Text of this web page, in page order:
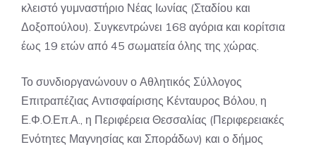
κλειστό γυμναστήριο Νέας Ιωνίας (Σταδίου και
Δοξοπούλου). Συγκεντρώνει 168 αγόρια και κορίτσια
έως 19 ετών από 45 σωματεία όλης της χώρας.
Το συνδιοργανώνουν ο Αθλητικός Σύλλογος
Επιτραπέζιας Αντισφαίρισης Κένταυρος Βόλου, η
Ε.Φ.Ο.Επ.Α., η Περιφέρεια Θεσσαλίας (Περιφερειακές
Ενότητες Μαγνησίας και Σποράδων) και ο δήμος